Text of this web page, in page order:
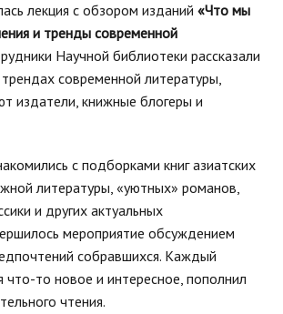
лекция с обзором изданий «Что мы
и тренды современной
Научной библиотеки рассказали
современной литературы,
издатели, книжные блогеры и
с подборками книг азиатских
литературы, «уютных» романов,
и других актуальных
мероприятие обсуждением
собравшихся. Каждый
что-то новое и интересное, пополнил
чтения.